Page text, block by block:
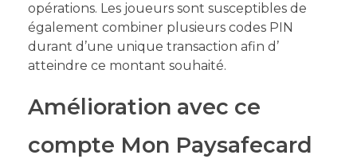
opérations. Les joueurs sont susceptibles de
également combiner plusieurs codes PIN
durant d’une unique transaction afin d’
atteindre ce montant souhaité.
Amélioration avec ce
compte Mon Paysafecard